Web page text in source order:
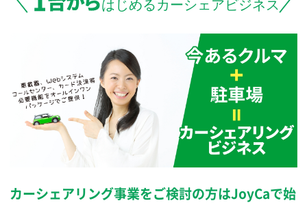
カーシェアリング事業をご検討の方はJoyCaで始